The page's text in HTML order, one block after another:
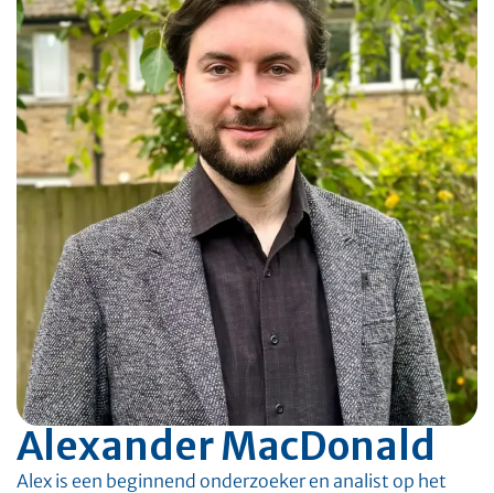
Alexander MacDonald
Alex is een beginnend onderzoeker en analist op het